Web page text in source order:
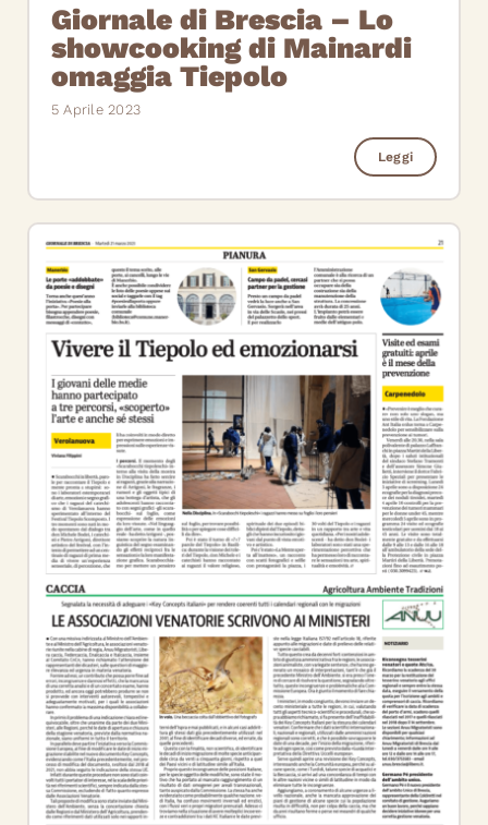
Giornale di Brescia – Lo
showcooking di Mainardi
omaggia Tiepolo
5 Aprile 2023
Leggi